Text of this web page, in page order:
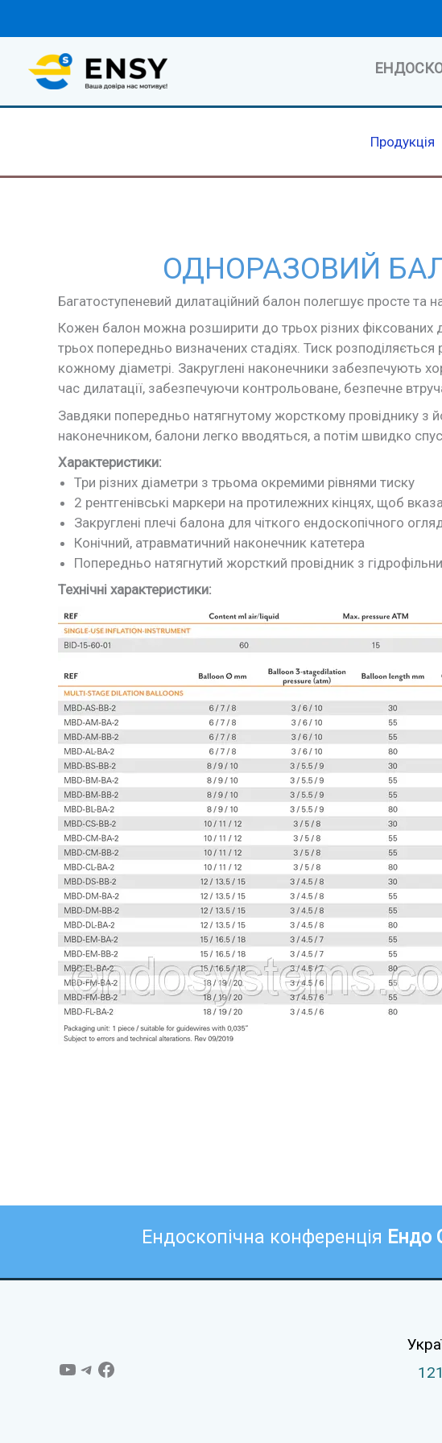
Продукція
ОДНОРАЗОВИЙ
Багатоступеневий дилатаційний балон полегшує просте та
Кожен балон можна розширити до трьох різних фіксованих
трьох попередньо визначених стадіях. Тиск
кожному діаметрі. Закруглені наконечники забезпечують
час дилатації, забезпечуючи контрольоване, безпечне
Завдяки попередньо натягнутому жорсткому провіднику з
наконечником, балони легко вводяться, а потім швидко
Характеристики:
Три різних діаметри з трьома окремими рівнями тиску
2 рентгенівські маркери на протилежних кінцях, щоб
Закруглені плечі балона для чіткого ендоскопічного
Конічний, атравматичний наконечник катетера
Попередньо натягнутий жорсткий провідник з
Технічні характеристики:
Ендоскопічна конференція Ендо